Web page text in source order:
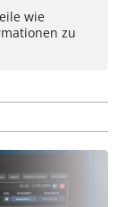
wie
zu